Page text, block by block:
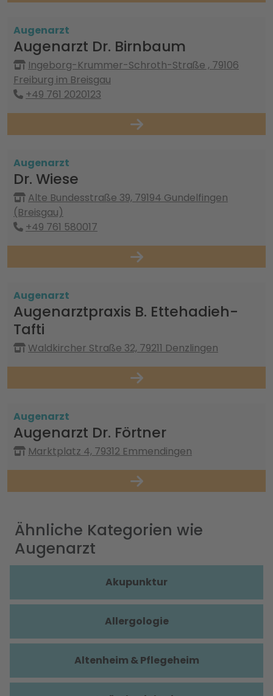
Augenarzt
Augenarzt Dr. Birnbaum
Ingeborg-Krummer-Schroth-Straße , 79106
Freiburg im Breisgau
+49 761 2020123
Augenarzt
Dr. Wiese
Alte Bundesstraße 39, 79194 Gundelfingen
(Breisgau)
+49 761 580017
Augenarzt
Augenarztpraxis B. Ettehadieh-
Tafti
Waldkircher Straße 32, 79211 Denzlingen
Augenarzt
Augenarzt Dr. Förtner
Marktplatz 4, 79312 Emmendingen
Ähnliche Kategorien wie
Augenarzt
Akupunktur
Allergologie
Altenheim & Pflegeheim